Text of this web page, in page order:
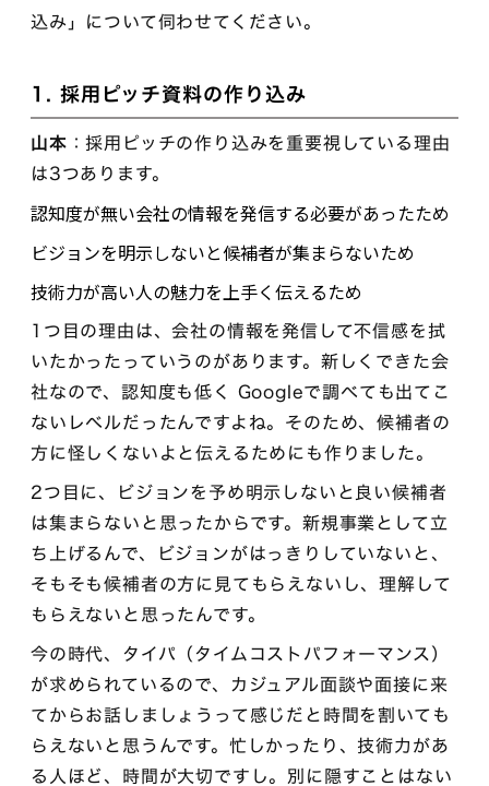
込み」について伺わせてください。
1. 採用ピッチ資料の作り込み
山本 ：採用ピッチの作り込みを重要視している理由
は3つあります。
認知度が無い会社の情報を発信する必要があったため
ビジョンを明示しないと候補者が集まらないため
技術力が高い人の魅力を上手く伝えるため
1つ目の理由は、会社の情報を発信して不信感を拭
いたかったっていうのがあります。新しくできた会
社なので、認知度も低く Googleで調べても出てこ
ないレベルだったんですよね。そのため、候補者の
方に怪しくないよと伝えるためにも作りました。
2つ目に、ビジョンを予め明示しないと良い候補者
は集まらないと思ったからです。新規事業として立
ち上げるんで、ビジョンがはっきりしていないと、
そもそも候補者の方に見てもらえないし、理解して
もらえないと思ったんです。
今の時代、タイパ（タイムコストパフォーマンス）
が求められているので、カジュアル面談や面接に来
てからお話しましょうって感じだと時間を割いても
らえないと思うんです。忙しかったり、技術力があ
る人ほど、時間が大切ですし。別に隠すことはない